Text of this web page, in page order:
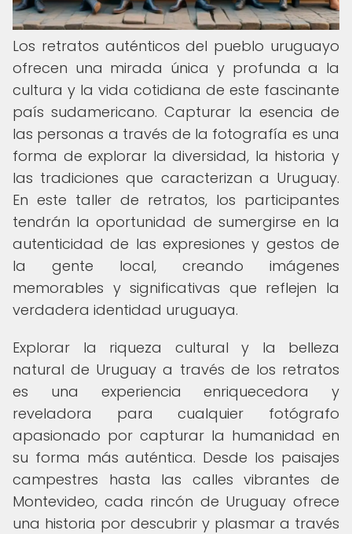
Los retratos auténticos del pueblo uruguayo
ofrecen una mirada única y profunda a la
cultura y la vida cotidiana de este fascinante
país sudamericano. Capturar la esencia de
las personas a través de la fotografía es una
forma de explorar la diversidad, la historia y
las tradiciones que caracterizan a Uruguay.
En este taller de retratos, los participantes
tendrán la oportunidad de sumergirse en la
autenticidad de las expresiones y gestos de
la gente local, creando imágenes
memorables y significativas que reflejen la
verdadera identidad uruguaya.
Explorar la riqueza cultural y la belleza
natural de Uruguay a través de los retratos
es una experiencia enriquecedora y
reveladora para cualquier fotógrafo
apasionado por capturar la humanidad en
su forma más auténtica. Desde los paisajes
campestres hasta las calles vibrantes de
Montevideo, cada rincón de Uruguay ofrece
una historia por descubrir y plasmar a través